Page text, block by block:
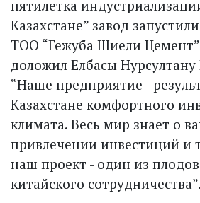
пятилетка
Казахстане” завод
ТОО “Гежуба Шиели
доложил Елбасы
“Наше предприятие -
Казахстане комфортного
климата. Весь мир знает о
привлечении инвестиций и
наш проект - один из плодов
китайского сотрудничества”.